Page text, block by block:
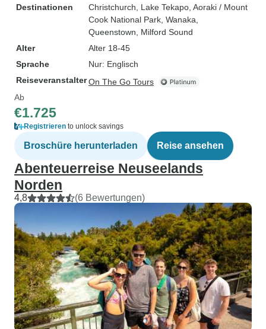
Destinationen
Christchurch , Lake Tekapo , Aoraki / Mount
Cook National Park , Wanaka
Queenstown , Milford Sound
Alter
Alter 18-45
Sprache
Nur: Englisch
ReiseveranstalterOn The Go Tours
Ab
€1.725
Registrieren to unlock savings
Broschüre herunterladen Reise ansehen
Abenteuerreise Neuseelands
Norden
4,8 (6 Bewertungen)